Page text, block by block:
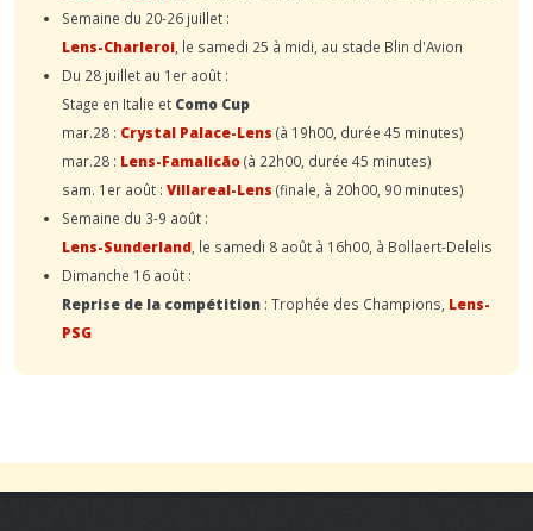
Semaine du 20-26 juillet :
Lens-Charleroi , le samedi 25 à midi, au stade Blin d'Avion
Du 28 juillet au 1er août :
Stage en Italie et Como Cup
mar.28 : Crystal Palace-Lens (à 19h00, durée 45 minutes)
mar.28 : Lens-Famalicão(à 22h00, durée 45 minutes)
sam. 1er août : Villareal-Lens (finale, à 20h00, 90 minutes)
Semaine du 3-9 août :
Lens-Sunderland , le samedi 8 août à 16h00, à Bollaert-Delelis
Dimanche 16 août :
Reprise de la compétition : Trophée des Champions, Lens-
PSG